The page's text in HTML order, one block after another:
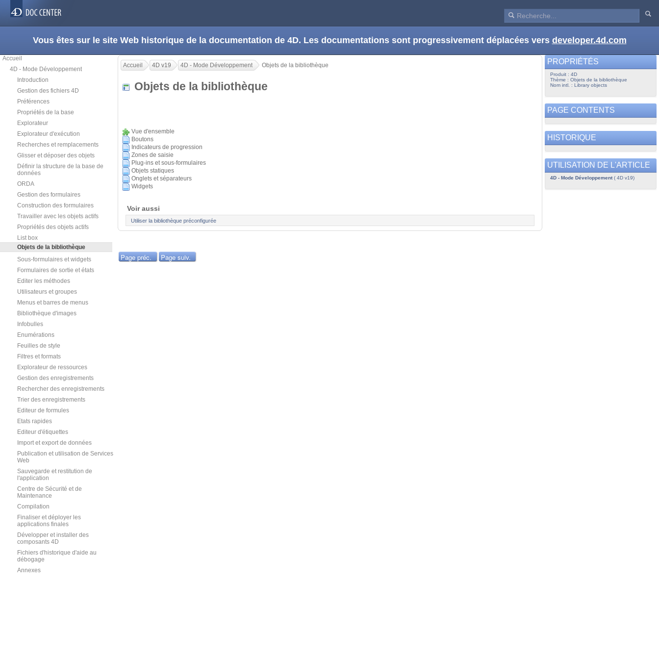
Vous êtes sur le site Web historique de la documentation de 4D. Les documentations sont progressivement déplacées vers developer.4d.com
Accueil
4D - Mode Développement
Introduction
Gestion des fichiers 4D
Préférences
Propriétés de la base
Explorateur
Explorateur d'exécution
Recherches et remplacements
Glisser et déposer des objets
Définir la structure de la base de
données
ORDA
Gestion des formulaires
Construction des formulaires
Travailler avec les objets actifs
Propriétés des objets actifs
List box
Objets de la bibliothèque
Sous-formulaires et widgets
Formulaires de sortie et états
Editer les méthodes
Utilisateurs et groupes
Menus et barres de menus
Bibliothèque d'images
Infobulles
Enumérations
Feuilles de style
Filtres et formats
Explorateur de ressources
Gestion des enregistrements
Rechercher des enregistrements
Trier des enregistrements
Editeur de formules
Etats rapides
Editeur d'étiquettes
Import et export de données
Publication et utilisation de Services
Web
Sauvegarde et restitution de
l'application
Centre de Sécurité et de
Maintenance
Compilation
Finaliser et déployer les
applications finales
Développer et installer des
composants 4D
Fichiers d'historique d'aide au
débogage
Annexes
Accueil 4D v19 4D - Mode Développement Objets de la bibliothèque
Objets de la bibliothèque
Vue d'ensemble
Boutons
Indicateurs de progression
Zones de saisie
Plug-ins et sous-formulaires
Objets statiques
Onglets et séparateurs
Widgets
Voir aussi
Utiliser la bibliothèque préconfigurée
Page préc. Page suiv.
PROPRIÉTÉS
Produit : 4D
Thème : Objets de la bibliothèque
Nom intl. : Library objects
PAGE CONTENTS
HISTORIQUE
UTILISATION DE L'ARTICLE
4D - Mode Développement( 4D v19)